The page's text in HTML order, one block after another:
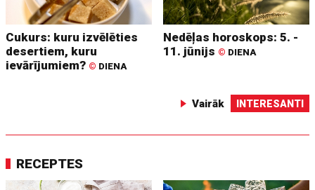
Cukurs: kuru izvēlēties
desertiem, kuru
ievārījumiem? © DIENA
Nedēļas horoskops: 5. -
11. jūnijs © DIENA
Vairāk INTERESANTI
RECEPTES